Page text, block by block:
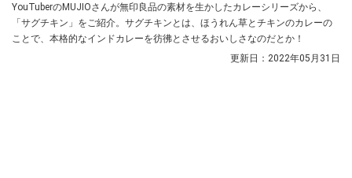
YouTuberのMUJIOさんが無印良品の素材を生かしたカレーシリーズから、
「サグチキン」をご紹介。サグチキンとは、ほうれん草とチキンのカレーの
ことで、本格的なインドカレーを彷彿とさせるおいしさなのだとか！
更新日： 2022年05月31日